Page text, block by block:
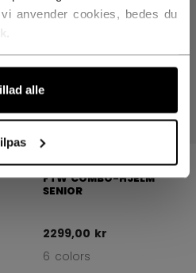
anvender cookies, bedes du
alle
UDSTYR TIL KVINDER
FTW COMBO-HJELM
SENIOR
2299,00 kr
6 colors